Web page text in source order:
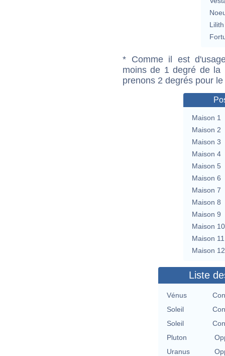
Lilith
* Comme il est
moins de 1 degré de la
prenons 2 degrés pour
Maison 1
Maison 2
Maison 3
Maison 4
Maison 5
Maison 6
Maison 7
Maison 8
Maison 9
Maison 10
Maison 11
Maison 12
Liste
Vénus
Soleil
Soleil
Pluton
Uranus